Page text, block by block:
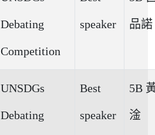
Debating
Competition
speaker 品諾
UNSDGs
Debating
Best
speaker
5B
淦